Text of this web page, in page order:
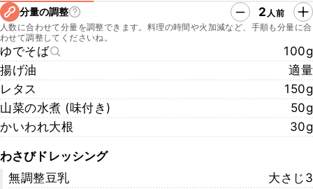
分量の調整 2 人前
人数に合わせて分量を調整できます。料理の時間や火加減など、手順も分量に合
わせて調整してくださいね。
ゆでそば
100g
揚げ油
適量
レタス
150g
山菜の水煮 (味付き)
50g
かいわれ大根
30g
わさびドレッシング
無調整豆乳
大さじ3